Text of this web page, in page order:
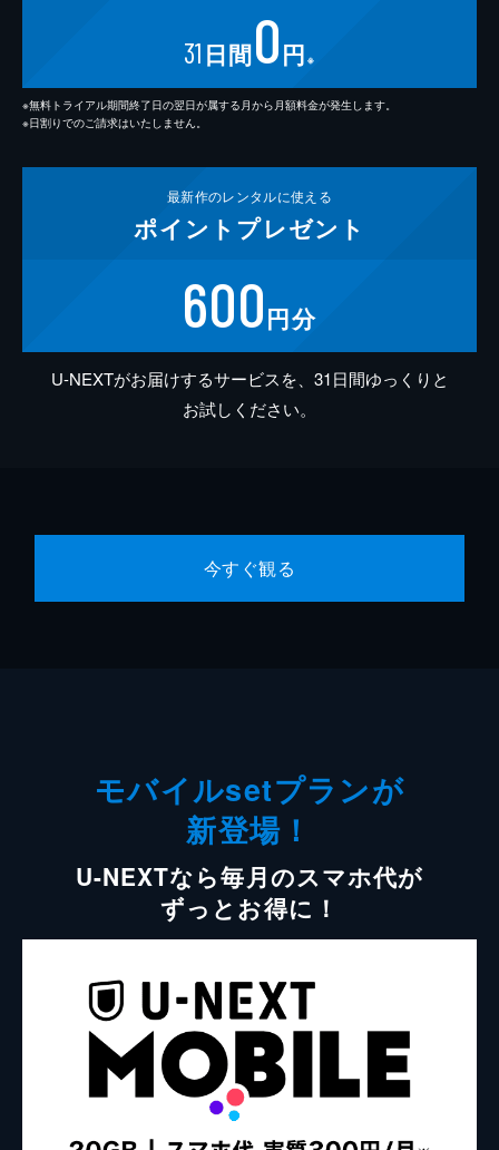
31 日間0円 ※
※無料トライアル期間終了日の翌日が属する月から月額料金が発生します。
※日割りでのご請求はいたしません。
最新作のレンタルに使える
ポイント プレゼント
600円分
U-NEXTがお届けするサービスを、31日間ゆっくりと
お試しください。
今すぐ観る
モバイルsetプランが
新登場！
U-NEXTなら毎月のスマホ代が
ずっとお得に！